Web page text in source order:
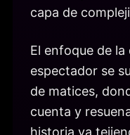
capa de
El enfoque de
espectador se
de matices,
cuenta y
historia va